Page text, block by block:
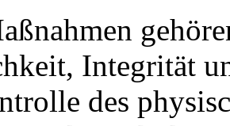
Integrität
des